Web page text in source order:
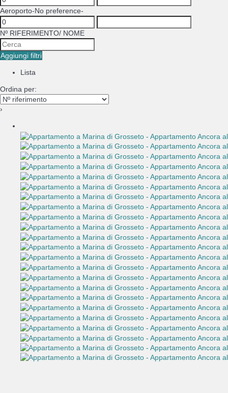
Aeroporto-No preference-
Nº RIFERIMENTO/ NOME
Aggiungi filtri
Lista
Ordina per:
›